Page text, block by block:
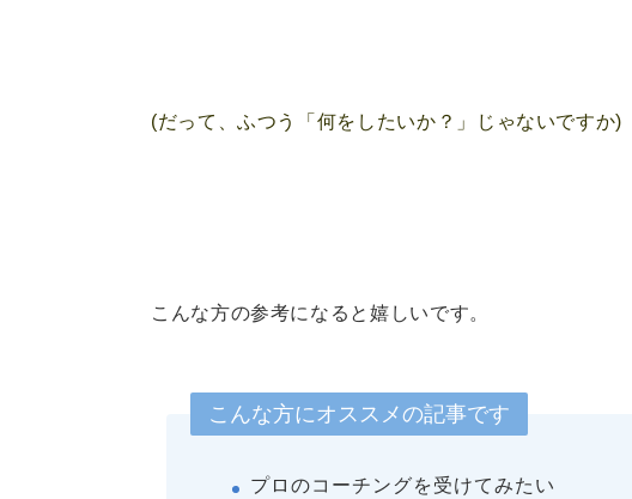
(だって、ふつう「何をしたいか？」じゃないですか)
こんな方の参考になると嬉しいです。
こんな方にオススメの記事です
プロのコーチングを受けてみたい